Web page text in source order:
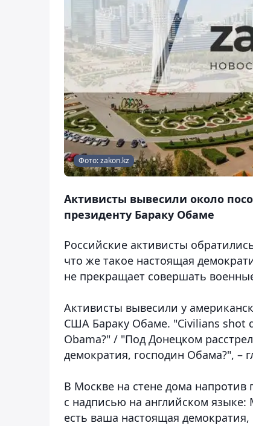
Фото: zakon.kz
Активисты вывесили около
президенту Бараку Обаме
Российские активисты
что же такое настоящая
не прекращает совершать
Активисты вывесили у
США Бараку Обаме. "Civilians shot
Obama?" / "Под Донецком
демократия, господин Обама?", –
В Москве на стене дома
с надписью на английском
есть ваша настоящая